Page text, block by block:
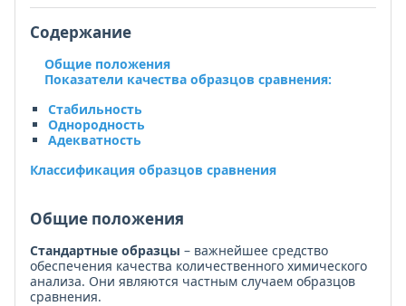
Содержание
Общие положения
Показатели качества образцов сравнения:
Стабильность
Однородность
Адекватность
Классификация образцов сравнения
Общие положения
Стандартные образцы – важнейшее средство
обеспечения качества количественного химического
анализа. Они являются частным случаем образцов
сравнения.